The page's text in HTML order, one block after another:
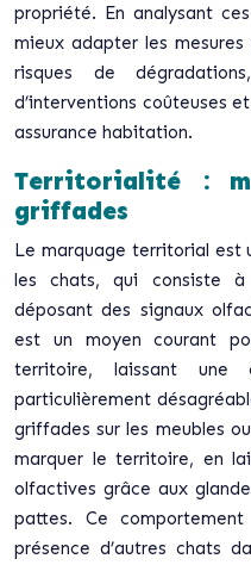
propriété. En analysant
mieux adapter les
risques de
d’interventions coûteuses
assurance habitation.
Territorialité :
griffades
Le marquage territorial est
les chats, qui consiste
déposant des signaux
est un moyen courant
territoire, laissant une
particulièrement
griffades sur les meubles
marquer le territoire, en
olfactives grâce aux
pattes. Ce
présence d’autres chats